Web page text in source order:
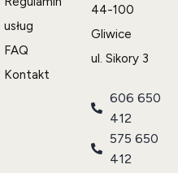
usług
FAQ
Kontakt
44-100
Gliwice
ul. Sikory 3
606 650
412
575 650
412